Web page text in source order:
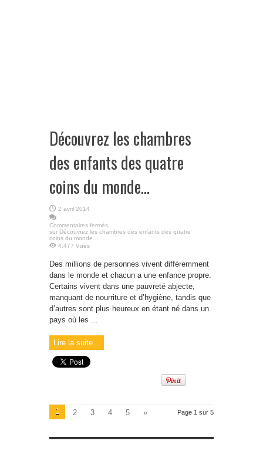
Découvrez les chambres
des enfants des quatre
coins du monde…
2 avril 2014
Commentaires fermés
sur Découvrez les chambres des enfants des quatre
coins du monde…
4,477 Vues
Des millions de personnes vivent différemment
dans le monde et chacun a une enfance propre.
Certains vivent dans une pauvreté abjecte,
manquant de nourriture et d’hygiène, tandis que
d’autres sont plus heureux en étant né dans un
pays où les ...
Lire la suite...
Page 1 sur 5
1 2 3 4 5 »